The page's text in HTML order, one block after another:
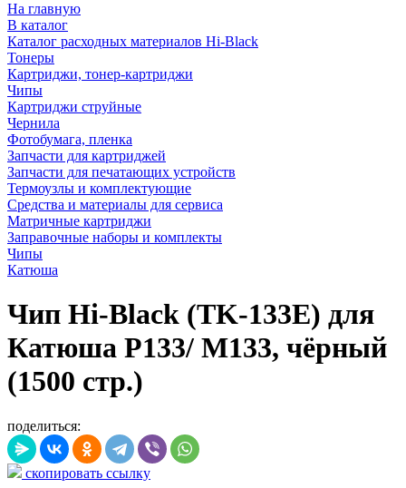
На главную
В каталог
Каталог расходных материалов Hi-Black
Тонеры
Картриджи, тонер-картриджи
Чипы
Картриджи струйные
Чернила
Фотобумага, пленка
Запчасти для картриджей
Запчасти для печатающих устройств
Термоузлы и комплектующие
Средства и материалы для сервиса
Матричные картриджи
Заправочные наборы и комплекты
Чипы
Катюша
Чип Hi-Black (TK-133E) для
Катюша P133/ M133, чёрный
(1500 стр.)
поделиться:
скопировать ссылку